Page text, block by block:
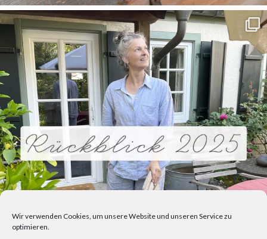
Wir verwenden Cookies, um unsere Website und unseren Service zu
optimieren.